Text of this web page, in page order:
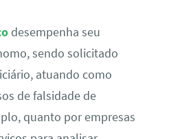
desempenha seu
sendo solicitado
atuando como
de falsidade de
quanto por empresas